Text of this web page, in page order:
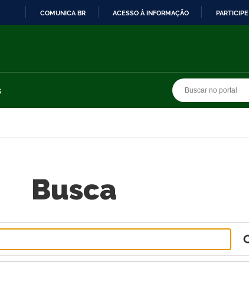
COMUNICA BR ACESSO À INFORMAÇÃO PARTICIPE
Busca